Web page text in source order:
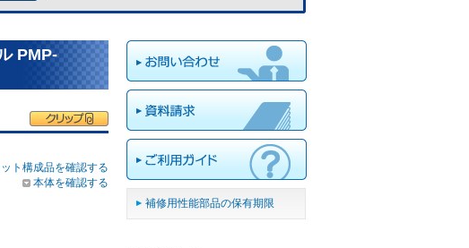
PMP-
ト構成品を確認する
本体を確認する
補修用性能部品の保有期限